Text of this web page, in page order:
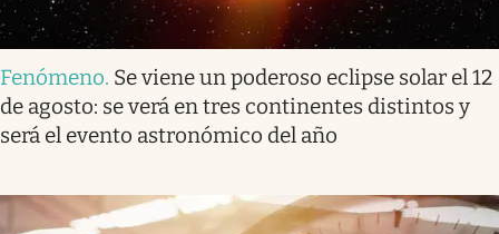
Fenómeno. Se viene un poderoso eclipse solar el 12
de agosto: se verá en tres continentes distintos y
será el evento astronómico del año